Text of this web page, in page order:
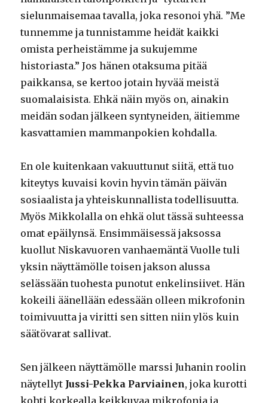
sielunmaisemaa tavalla, joka resonoi yhä. ”Me
tunnemme ja tunnistamme heidät kaikki
omista perheistämme ja sukujemme
historiasta.” Jos hänen otaksuma pitää
paikkansa, se kertoo jotain hyvää meistä
suomalaisista. Ehkä näin myös on, ainakin
meidän sodan jälkeen syntyneiden, äitiemme
kasvattamien mammanpokien kohdalla.
En ole kuitenkaan vakuuttunut siitä, että tuo
kiteytys kuvaisi kovin hyvin tämän päivän
sosiaalista ja yhteiskunnallista todellisuutta.
Myös Mikkolalla on ehkä olut tässä suhteessa
omat epäilynsä. Ensimmäisessä jaksossa
kuollut Niskavuoren vanhaemäntä Vuolle tuli
yksin näyttämölle toisen jakson alussa
selässään tuohesta punotut enkelinsiivet. Hän
kokeili äänellään edessään olleen mikrofonin
toimivuutta ja viritti sen sitten niin ylös kuin
säätövarat sallivat.
Sen jälkeen näyttämölle marssi Juhanin roolin
näytellyt Jussi-Pekka Parviainen, joka kurotti
kohti korkealla keikkuvaa mikrofonia ja